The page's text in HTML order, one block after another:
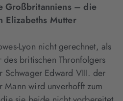
Großbritanniens – die
Elizabeths Mutter
Lyon nicht gerechnet, als
britischen Thronfolgers
Schwager Edward VIII. der
Mann wird unverhofft zum